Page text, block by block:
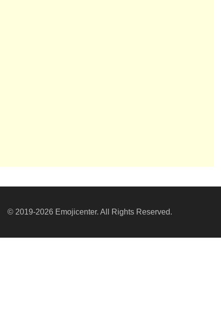
© 2019-2026 Emojicenter. All Rights Reserved.